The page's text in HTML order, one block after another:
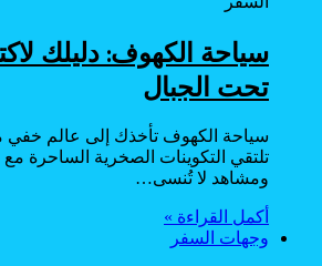
سياحة الكهوف: دليلك
تحت الجبال
سياحة الكهوف تأخذك إلى عالم خفي
تلتقي التكوينات الصخرية الساحرة
ومشاهد لا تُنسى…
أكمل القراءة »
وجهات السفر